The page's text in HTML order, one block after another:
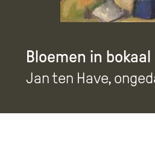
Bloemen in bokaal
Jan ten Have,